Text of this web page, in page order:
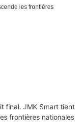
les frontières